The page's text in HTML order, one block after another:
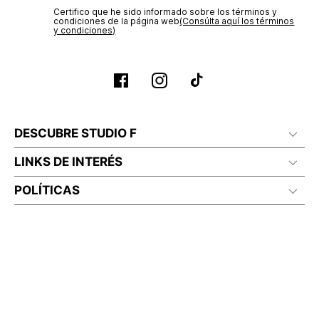
Certifico que he sido informado sobre los términos y
condiciones de la página web‎(Consúlta aquí los términos
y condiciones)
DESCUBRE STUDIO F
LINKS DE INTERÉS
POLÍTICAS